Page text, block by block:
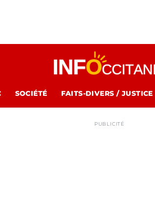
SOCIÉTÉ FAITS-DIVERS / JUSTICE
PUBLICITÉ